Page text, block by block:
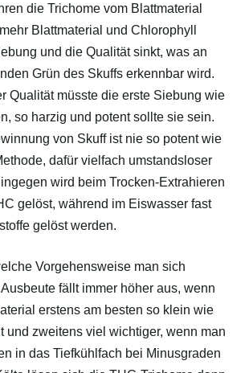
die Trichome vom Blattmaterial
Blattmaterial und Chlorophyll
und die Qualität sinkt, was an
Grün des Skuffs erkennbar wird.
Qualität müsste die erste Siebung wie
so harzig und potent sollte sie sein.
von Skuff ist nie so potent wie
dafür vielfach umstandsloser
wird beim Trocken-Extrahieren
gelöst, während im Eiswasser fast
gelöst werden.
Vorgehensweise man sich
fällt immer höher aus, wenn
erstens am besten so klein wie
und zweitens viel wichtiger, wenn man
in das Tiefkühlfach bei Minusgraden